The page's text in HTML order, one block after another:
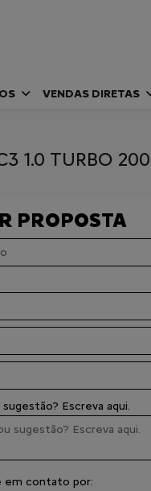
VENDAS DIRETAS
1.0 TURBO
PROPOSTA
Escreva aqui.
em contato por: